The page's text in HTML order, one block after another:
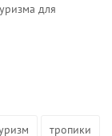
для
тропики